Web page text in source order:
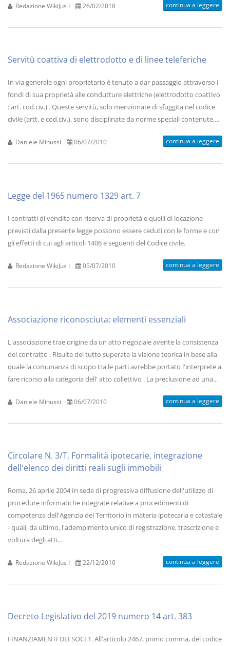
Redazione WikiJus I 26/02/2018 continua a leggere
Servitù coattiva di elettrodotto e di linee teleferiche
In via generale ogni proprietario è tenuto a dar passaggio attraverso i
fondi di sua proprietà alle condutture elettriche (elettrodotto coattivo
: art. cod.civ.) . Queste servitù, solo menzionate di sfuggita nel codice
civile (artt. e cod.civ.), sono disciplinate da norme speciali contenute,...
Daniele Minussi 06/07/2010 continua a leggere
Legge del 1965 numero 1329 art. 7
I contratti di vendita con riserva di proprietà e quelli di locazione
previsti dalla presente legge possono essere ceduti con le forme e con
gli effetti di cui agli articoli 1406 e seguenti del Codice civile.
Redazione WikiJus I 05/07/2010 continua a leggere
Associazione riconosciuta: elementi essenziali
L'associazione trae origine da un atto negoziale avente la consistenza
del contratto . Risulta del tutto superata la visione teorica in base alla
quale la comunanza di scopo tra le parti avrebbe portato l'interprete a
fare ricorso alla categoria dell' atto collettivo . La preclusione ad una...
Daniele Minussi 06/07/2010 continua a leggere
Circolare N. 3/T, Formalità ipotecarie, integrazione
dell'elenco dei diritti reali sugli immobili
Roma, 26 aprile 2004 In sede di progressiva diffusione dell'utilizzo di
procedure informatiche integrate relative a procedimenti di
competenza dell'Agenzia del Territorio in materia ipotecaria e catastale
- quali, da ultimo, l'adempimento unico di registrazione, trascrizione e
voltura degli atti...
Redazione WikiJus I 22/12/2010 continua a leggere
Decreto Legislativo del 2019 numero 14 art. 383
FINANZIAMENTI DEI SOCI 1. All'articolo 2467, primo comma, del codice